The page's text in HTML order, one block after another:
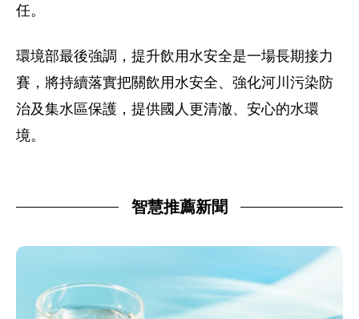
任。
環境部最後強調，提升飲用水安全是一場長期接力
賽，將持續落實把關飲用水安全、強化河川污染防
治及集水區保護，提供國人更清澈、安心的水環
境。
智慧推薦新聞